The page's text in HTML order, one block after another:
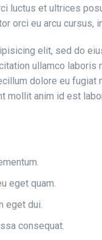
luctus et ultrices
orci eu arcu cursus,
elit, sed do
ullamco
dolore eu fugiat
mollit anim id est
eget quam.
eget dui.
consequat.